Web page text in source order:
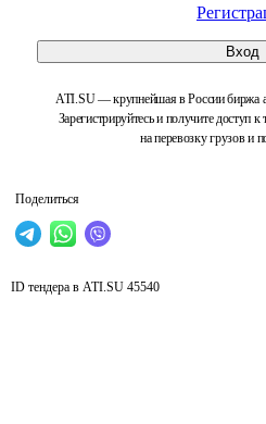
Вход
ATI.SU — крупнейшая в России биржа
Зарегистрируйтесь и получите доступ
на перевозку грузов и
Поделиться
ID тендера в ATI.SU 45540